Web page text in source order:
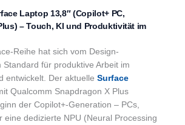
Laptop 13,8″ (Copilot+ PC,
– Touch, KI und Produktivität im
Reihe hat sich vom Design-
Standard für produktive Arbeit im
entwickelt. Der aktuelle Surface
Qualcomm Snapdragon X Plus
der Copilot+-Generation – PCs,
eine dedizierte NPU (Neural Processing